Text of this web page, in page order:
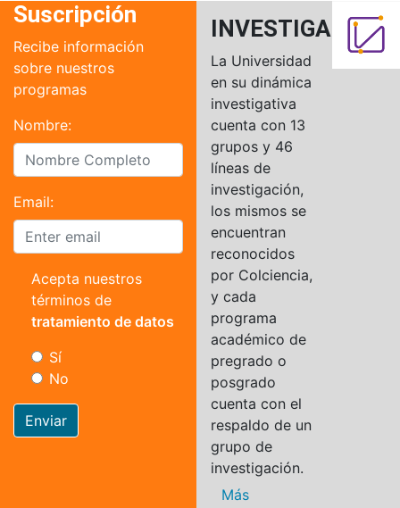
Suscripción
Recibe información
sobre nuestros
programas
Nombre:
Email:
Acepta nuestros
términos de
tratamiento de datos
Sí
No
Enviar
INVESTIGACIÓN
La Universidad
en su dinámica
investigativa
cuenta con 13
grupos y 46
líneas de
investigación,
los mismos se
encuentran
reconocidos
por Colciencia,
y cada
programa
académico de
pregrado o
posgrado
cuenta con el
respaldo de un
grupo de
investigación.
Más